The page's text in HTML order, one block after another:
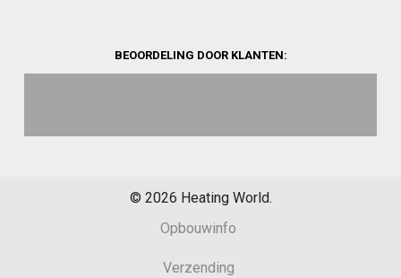
BEOORDELING DOOR KLANTEN:
© 2026 Heating World.
Opbouwinfo
Verzending